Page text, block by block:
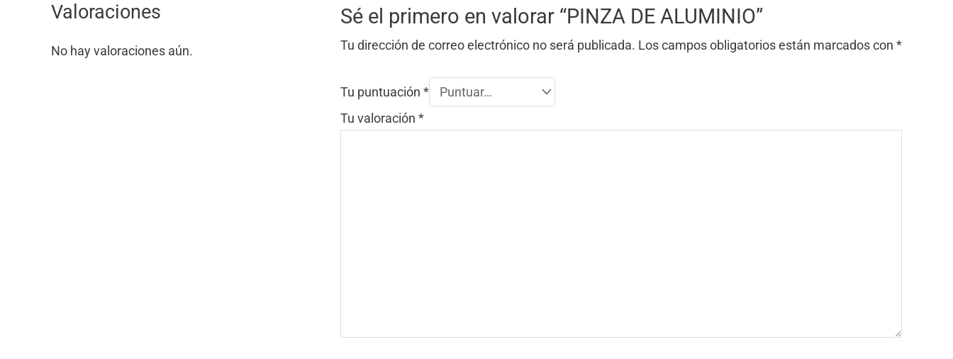
Valoraciones
No hay valoraciones aún.
Sé el primero en valorar “PINZA DE ALUMINIO”
Tu dirección de correo electrónico no será publicada. Los campos obligatorios están marcados con *
Tu puntuación *
Tu valoración *